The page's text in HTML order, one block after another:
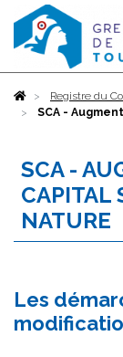
AccueilRegistre du
SCA -
SCA -
CAPITAL
NATURE
Les